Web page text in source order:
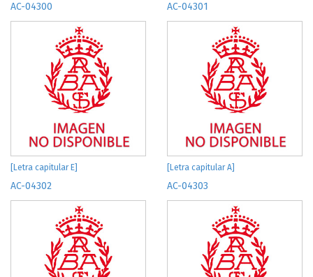
AC-04300
[Letra capitular E]
AC-04301
[Letra capitular A]
AC-04302 AC-04303